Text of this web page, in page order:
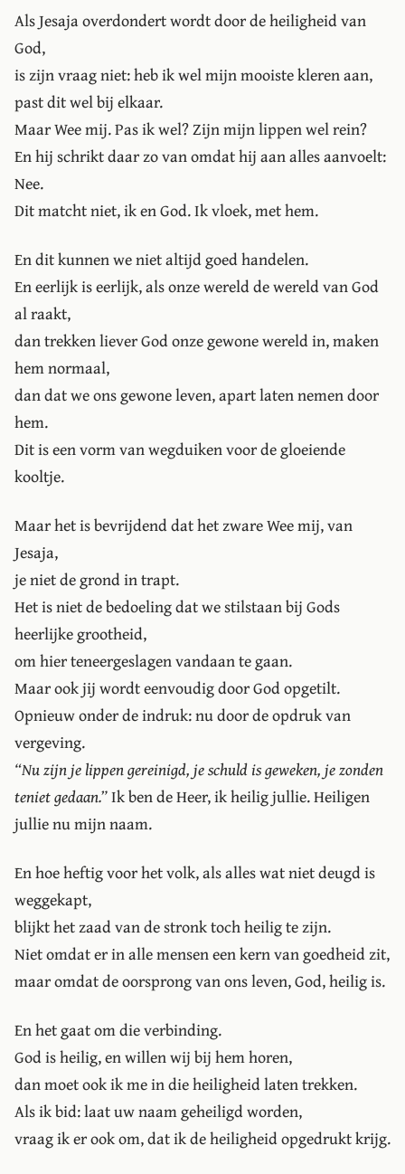
Als Jesaja overdondert wordt door de heiligheid van
God,
is zijn vraag niet: heb ik wel mijn mooiste kleren aan,
past dit wel bij elkaar.
Maar Wee mij. Pas ik wel? Zijn mijn lippen wel rein?
En hij schrikt daar zo van omdat hij aan alles aanvoelt:
Nee.
Dit matcht niet, ik en God. Ik vloek, met hem.
En dit kunnen we niet altijd goed handelen.
En eerlijk is eerlijk, als onze wereld de wereld van God
al raakt,
dan trekken liever God onze gewone wereld in, maken
hem normaal,
dan dat we ons gewone leven, apart laten nemen door
hem.
Dit is een vorm van wegduiken voor de gloeiende
kooltje.
Maar het is bevrijdend dat het zware Wee mij, van
Jesaja,
je niet de grond in trapt.
Het is niet de bedoeling dat we stilstaan bij Gods
heerlijke grootheid,
om hier teneergeslagen vandaan te gaan.
Maar ook jij wordt eenvoudig door God opgetilt.
Opnieuw onder de indruk: nu door de opdruk van
vergeving.
Nu zijn je lippen gereinigd, je schuld is geweken, je zonden
teniet gedaan. Ik ben de Heer, ik heilig jullie. Heiligen
jullie nu mijn naam.
En hoe heftig voor het volk, als alles wat niet deugd is
weggekapt,
blijkt het zaad van de stronk toch heilig te zijn.
Niet omdat er in alle mensen een kern van goedheid zit,
maar omdat de oorsprong van ons leven, God, heilig is.
En het gaat om die verbinding.
God is heilig, en willen wij bij hem horen,
dan moet ook ik me in die heiligheid laten trekken.
Als ik bid: laat uw naam geheiligd worden,
vraag ik er ook om, dat ik de heiligheid opgedrukt krijg.